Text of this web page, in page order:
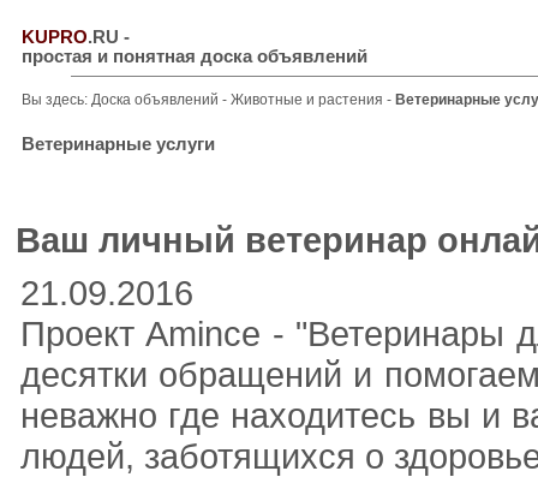
KUPRO.RU -
простая и понятная доска объявлений
Вы здесь: Доска объявлений - Животные и растения - Ветеринарные
Ветеринарные услуги
Ваш личный ветеринар
21.09.2016
Проект Amince - "Ветеринары
десятки обращений и
неважно где находитесь вы и
людей, заботящихся о